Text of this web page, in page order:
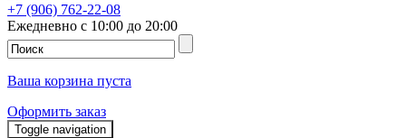
+7 (906) 762-22-08
Ежедневно с 10:00 до 20:00
Ваша корзина пуста
Оформить заказ
Toggle navigation